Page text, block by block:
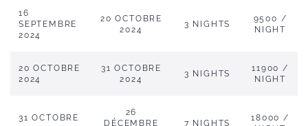
16
SEPTEMBRE
2024
20 OCTOBRE
2024
3 NIGHTS
9500 /
NIGHT
20 OCTOBRE
2024
31 OCTOBRE
2024
3 NIGHTS
11900 /
NIGHT
31 OCTOBRE
26
DÉCEMBRE
7 NIGHTS
18000 /